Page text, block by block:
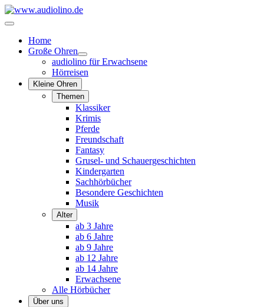
Home
Große Ohren
audiolino für Erwachsene
Hörreisen
Kleine Ohren
Themen
Klassiker
Krimis
Pferde
Freundschaft
Fantasy
Grusel- und Schauergeschichten
Kindergarten
Sachhörbücher
Besondere Geschichten
Musik
Alter
ab 3 Jahre
ab 6 Jahre
ab 9 Jahre
ab 12 Jahre
ab 14 Jahre
Erwachsene
Alle Hörbücher
Über uns